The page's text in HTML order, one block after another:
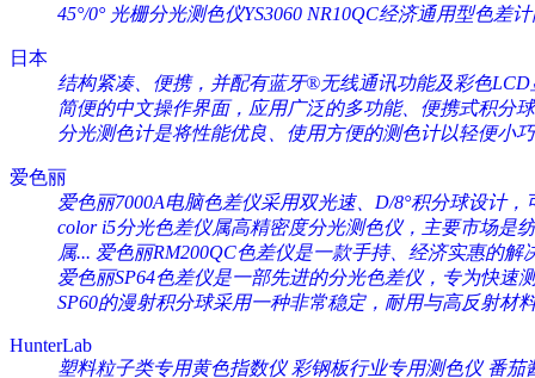
45°/0° 光栅分光测色仪YS3060 NR10QC经济通用型色差
日本
结构紧凑、便携，并配有蓝牙®无线通讯功能及彩色LCD
简便的中文操作界面，应用广泛的多功能、便携式积分
分光测色计是将性能优良、使用方便的测色计以轻便小
爱色丽
爱色丽7000A电脑色差仪采用双光速、D/8°积分球设计，
color i5分光色差仪属高精密度分光测色仪，主要市场是
属... 爱色丽RM200QC色差仪是一款手持、经济实惠的解
爱色丽SP64色差仪是一部先进的分光色差仪，专为快速
SP60的漫射积分球采用一种非常稳定，耐用与高反射材料
HunterLab
塑料粒子类专用黄色指数仪 彩钢板行业专用测色仪 番茄